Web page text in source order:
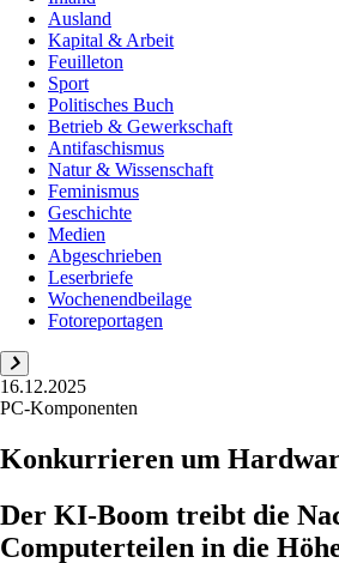
Ausland
Kapital & Arbeit
Feuilleton
Sport
Politisches Buch
Betrieb & Gewerkschaft
Antifaschismus
Natur & Wissenschaft
Feminismus
Geschichte
Medien
Abgeschrieben
Leserbriefe
Wochenendbeilage
Fotoreportagen
16.12.2025
PC-Komponenten
Konkurrieren um
Der KI-Boom treibt die
Computerteilen in die